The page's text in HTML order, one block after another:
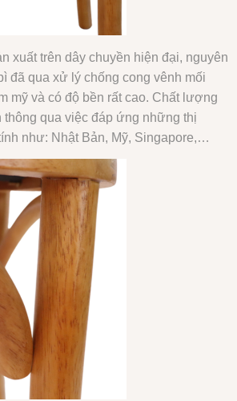
xuất trên dây chuyền hiện đại, nguyên
đã qua xử lý chống cong vênh mối
mỹ và có độ bền rất cao. Chất lượng
qua việc đáp ứng những thị
như: Nhật Bản, Mỹ, Singapore,…